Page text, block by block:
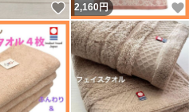
いいね！
2,160円